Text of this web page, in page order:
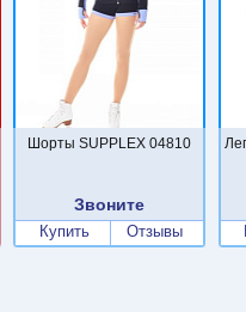
Шорты SUPPLEX 04810
Звоните
Купить Отзывы